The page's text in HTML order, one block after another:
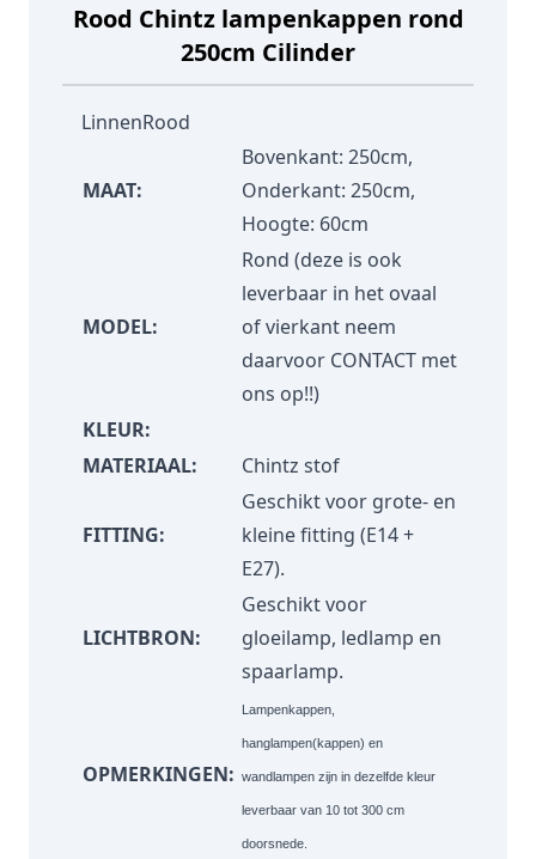
Rood Chintz lampenkappen rond
250cm Cilinder
LinnenRood
MAAT:
Bovenkant: 250cm,
Onderkant: 250cm,
Hoogte: 60cm
MODEL:
Rond (deze is ook
leverbaar in het ovaal
of vierkant neem
daarvoor CONTACT met
ons op!!)
KLEUR:
MATERIAAL:
Chintz stof
FITTING:
Geschikt voor grote- en
kleine fitting (E14 +
E27).
LICHTBRON:
Geschikt voor
gloeilamp, ledlamp en
spaarlamp.
OPMERKINGEN:
Lampenkappen,
hanglampen(kappen) en
wandlampen zijn in dezelfde kleur
leverbaar van 10 tot 300 cm
doorsnede.